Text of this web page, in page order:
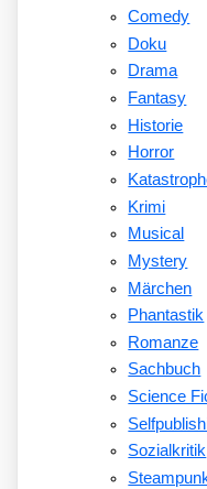
Comedy
Doku
Drama
Fantasy
Historie
Horror
Krimi
Musical
Mystery
Märchen
Phantastik
Romanze
Sachbuch
Science
Sozialkritik